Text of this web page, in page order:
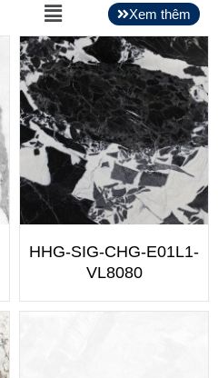
Main
Menu
Xem thêm
HHG-SIG-CHG-E01L1-
VL8080